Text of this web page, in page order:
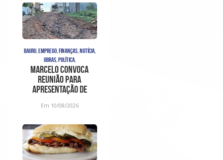
BAURU, EMPREGO, FINANÇAS, NOTÍCIA,
OBRAS, POLÍTICA,
Marcelo convoca
reunião para
apresentação de
governo à empresário
Em 10/08/2026